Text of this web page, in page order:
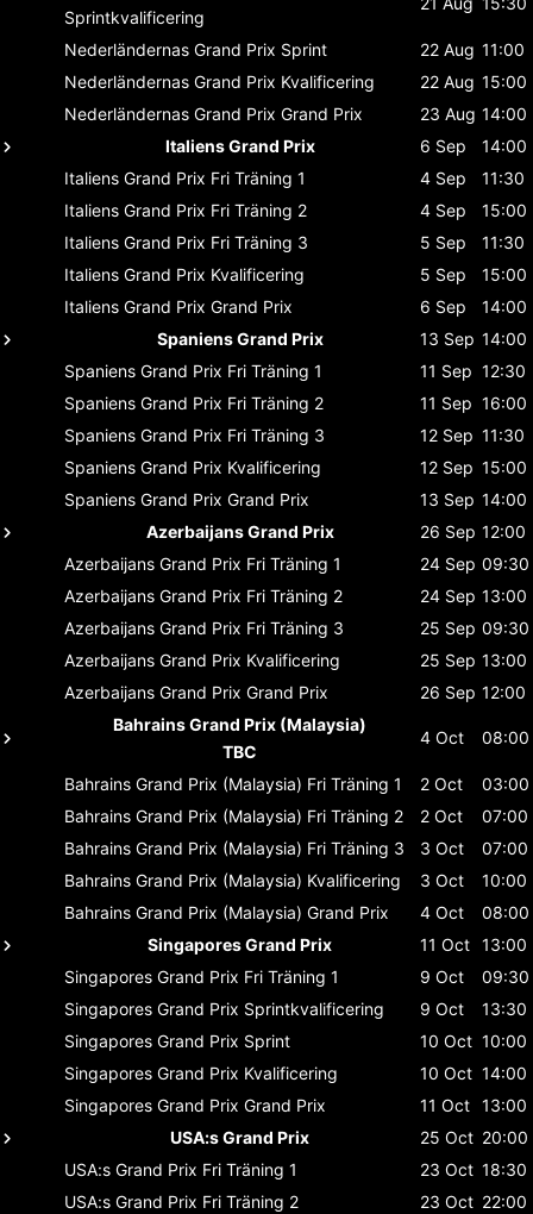
Sprintkvalificering
Nederländernas Grand Prix Sprint 22 Aug 11:00
Nederländernas Grand Prix Kvalificering 22 Aug 15:00
Nederländernas Grand Prix Grand Prix 23 Aug 14:00
Italiens Grand Prix
6 Sep
14:00
Italiens Grand Prix Fri Träning 1 4 Sep
11:30
Italiens Grand Prix Fri Träning 2 4 Sep
15:00
Italiens Grand Prix Fri Träning 3 5 Sep
11:30
Italiens Grand Prix Kvalificering 5 Sep
15:00
Italiens Grand Prix Grand Prix 6 Sep
14:00
Spaniens Grand Prix
13 Sep 14:00
Spaniens Grand Prix Fri Träning 1 11 Sep 12:30
Spaniens Grand Prix Fri Träning 2 11 Sep 16:00
Spaniens Grand Prix Fri Träning 3 12 Sep 11:30
Spaniens Grand Prix Kvalificering 12 Sep 15:00
Spaniens Grand Prix Grand Prix 13 Sep 14:00
Azerbaijans Grand Prix
26 Sep 12:00
Azerbaijans Grand Prix Fri Träning 1 24 Sep 09:30
Azerbaijans Grand Prix Fri Träning 2 24 Sep 13:00
Azerbaijans Grand Prix Fri Träning 3 25 Sep 09:30
Azerbaijans Grand Prix Kvalificering 25 Sep 13:00
Azerbaijans Grand Prix Grand Prix 26 Sep 12:00
Bahrains Grand Prix (Malaysia)
TBC
4 Oct 08:00
Bahrains Grand Prix (Malaysia) Fri Träning 1 2 Oct
03:00
Bahrains Grand Prix (Malaysia) Fri Träning 2 2 Oct
07:00
Bahrains Grand Prix (Malaysia) Fri Träning 3 3 Oct
07:00
Bahrains Grand Prix (Malaysia) Kvalificering 3 Oct
10:00
Bahrains Grand Prix (Malaysia) Grand Prix 4 Oct
08:00
Singapores Grand Prix
11 Oct 13:00
Singapores Grand Prix Fri Träning 1 9 Oct
09:30
Singapores Grand Prix Sprintkvalificering 9 Oct
13:30
Singapores Grand Prix Sprint 10 Oct 10:00
Singapores Grand Prix Kvalificering 10 Oct 14:00
Singapores Grand Prix Grand Prix 11 Oct 13:00
USA:s Grand Prix
25 Oct 20:00
USA:s Grand Prix Fri Träning 1 23 Oct 18:30
USA:s Grand Prix Fri Träning 2 23 Oct 22:00